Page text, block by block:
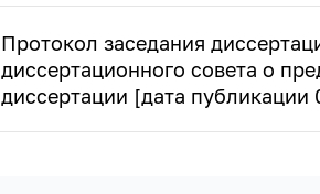
Протокол заседания
диссертационного совета о
диссертации [дата публикации